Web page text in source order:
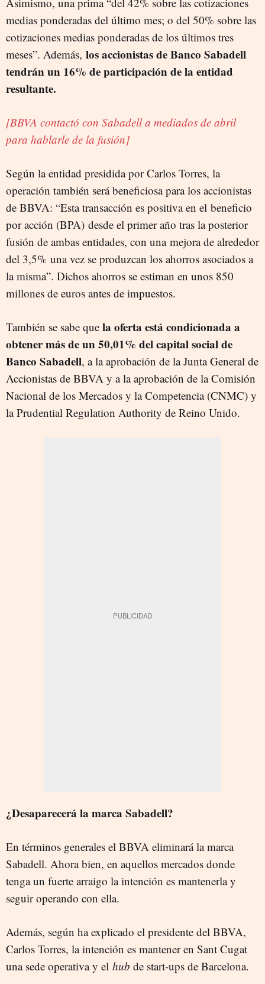
medias ponderadas del último mes; o del 50% sobre las
cotizaciones medias ponderadas de los últimos tres
meses”. Además, los accionistas de Banco Sabadell
tendrán un 16% de participación de la entidad
resultante.
[BBVA contactó con Sabadell a mediados de abril
para hablarle de la fusión]
Según la entidad presidida por Carlos Torres, la
operación también será beneficiosa para los accionistas
de BBVA: “Esta transacción es positiva en el beneficio
por acción (BPA) desde el primer año tras la posterior
fusión de ambas entidades, con una mejora de alrededor
del 3,5% una vez se produzcan los ahorros asociados a
la misma”. Dichos ahorros se estiman en unos 850
millones de euros antes de impuestos.
También se sabe que la oferta está condicionada a
obtener más de un 50,01% del capital social de
Banco Sabadell, a la aprobación de la Junta General de
Accionistas de BBVA y a la aprobación de la Comisión
Nacional de los Mercados y la Competencia (CNMC) y
la Prudential Regulation Authority de Reino Unido.
¿Desaparecerá la marca Sabadell?
En términos generales el BBVA eliminará la marca
Sabadell. Ahora bien, en aquellos mercados donde
tenga un fuerte arraigo la intención es mantenerla y
seguir operando con ella.
Además, según ha explicado el presidente del BBVA,
Carlos Torres, la intención es mantener en Sant Cugat
una sede operativa y el hub de start-ups de Barcelona.